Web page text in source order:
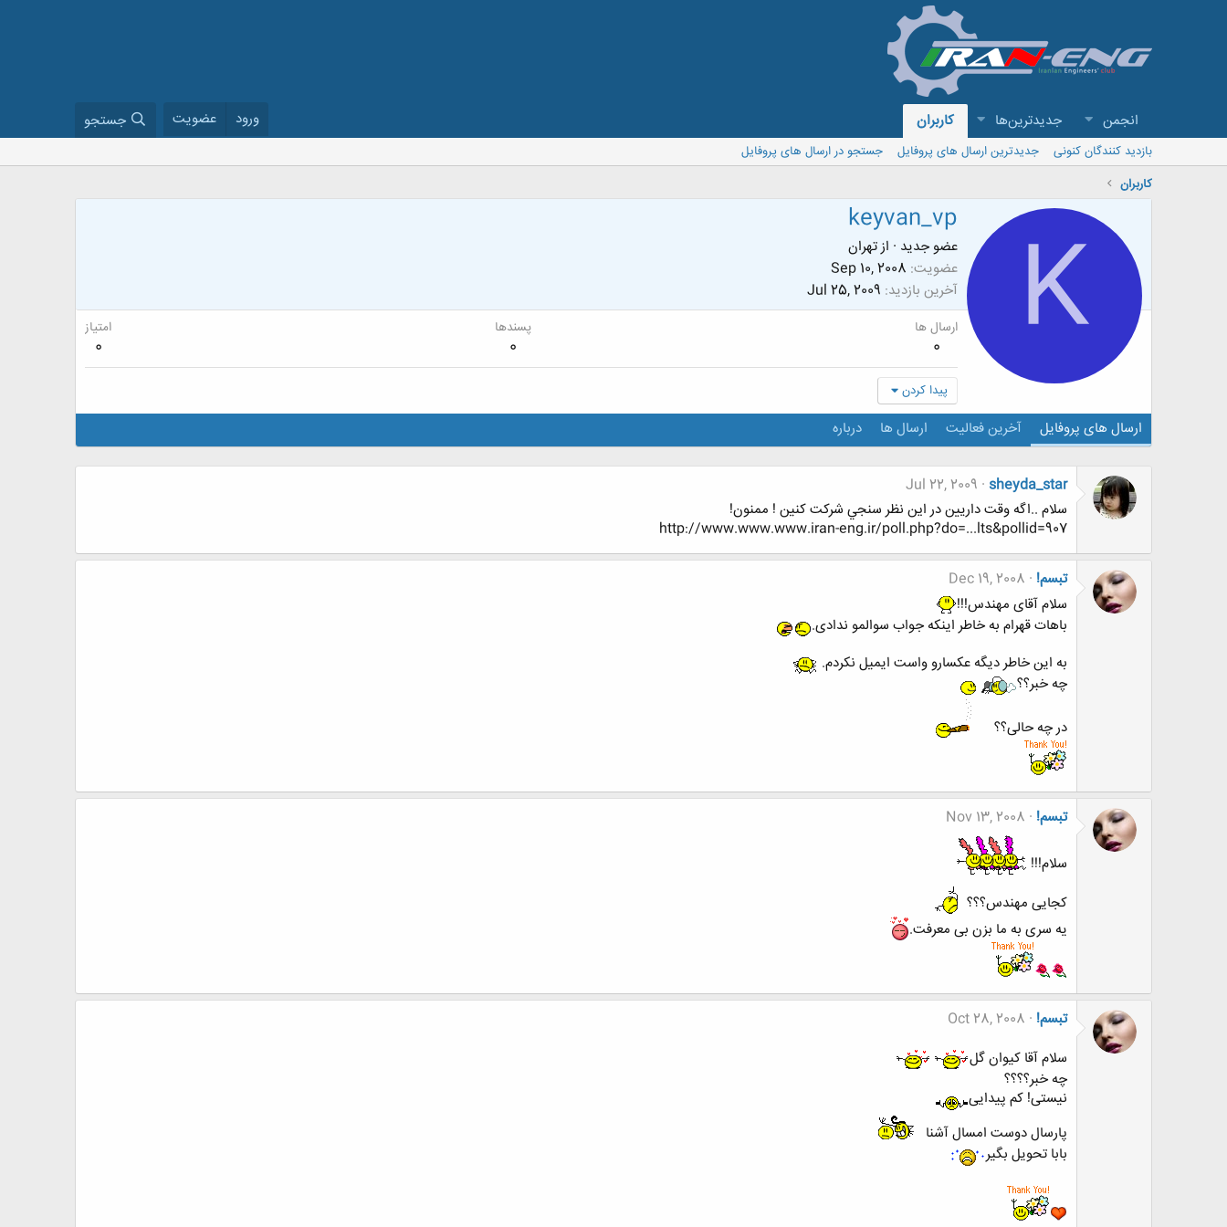
انجمن جدیدترین‌ها کاربران ورود عضویت جستجو
بازدید کنندگان کنونی جدیدترین ارسال های پروفایل
جستجو در ارسال های پروفایل
کاربران
K
keyvan_vp
عضو جدید · ازتهران
عضویت Sep 10, 2008
آخرین بازدید Jul 25, 2009
ارسال ها
0
پسندها
0
امتیاز
0
پیدا کردن
ارسال های پروفایل آخرین فعالیت ارسال ها درباره
sheyda_star
Jul 22, 2009
سلام ..اگه وقت داريين در اين نظر سنجي شركت كنين ! ممنون!
http://www.www.www.iran-eng.ir/poll.php?do=...lts&pollid=907
تبسم! Dec 19, 2008
سلام آقای مهندس!!!
باهات قهرام به خاطر اینکه جواب سوالمو ندادی.
به این خاطر دیگه عکسارو واست ایمیل نکردم.
چه خبر؟؟
در چه حالی؟؟
تبسم! Nov 13, 2008
سلام!!!
کجایی مهندس؟؟؟
یه سری به ما بزن بی معرفت.
تبسم! Oct 28, 2008
سلام آقا کیوان گل
چه خبر؟؟؟؟
نیستی! کم پیدایی
پارسال دوست امسال آشنا
بابا تحویل بگیر